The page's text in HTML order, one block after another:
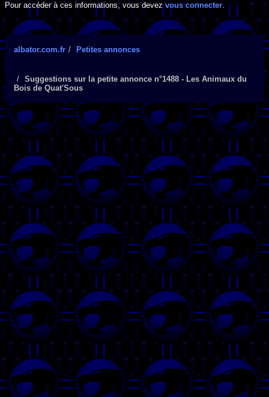
Pour accéder à ces informations, vous devezvous connecter.
albator.com.fr Petites annonces
Suggestions sur la petite annonce n°1488 - Les Animaux du
Bois de Quat'Sous